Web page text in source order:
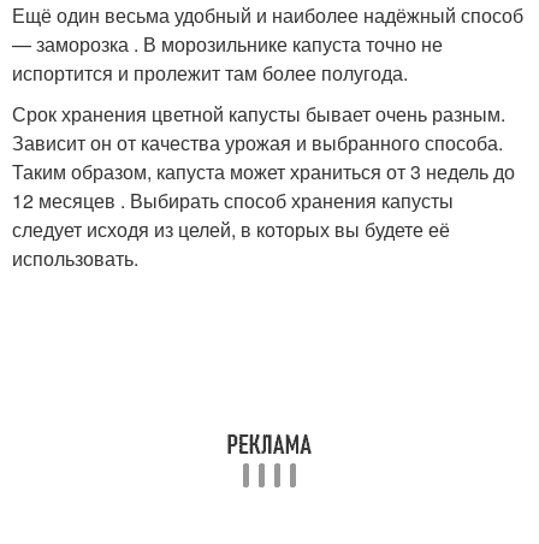
Ещё один весьма удобный и наиболее надёжный способ
— заморозка . В морозильнике капуста точно не
испортится и пролежит там более полугода.
Срок хранения цветной капусты бывает очень разным.
Зависит он от качества урожая и выбранного способа.
Таким образом, капуста может храниться от 3 недель до
12 месяцев . Выбирать способ хранения капусты
следует исходя из целей, в которых вы будете её
использовать.